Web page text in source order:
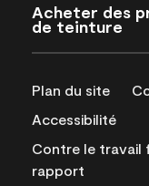
Acheter des
de teinture
Plan du site
Accessibilité
Contre le travail
rapport